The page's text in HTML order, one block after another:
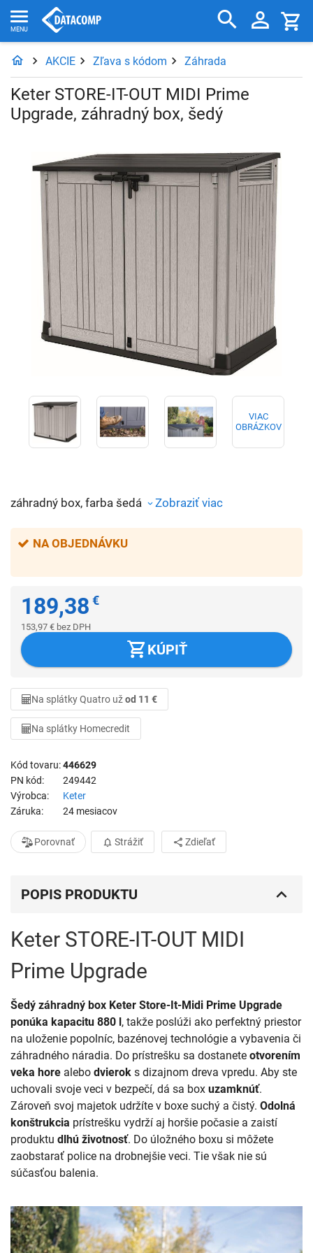
AKCIE Zľava s kódom Záhrada
Keter STORE-IT-OUT MIDI Prime
Upgrade, záhradný box, šedý
VIAC
OBRÁZKOV
záhradný box, farba šedá Zobraziť viac
NA OBJEDNÁVKU
189,38 €
153,97 € bez DPH
KÚPIŤ
Na splátky Quatro užod 11 €
Na splátky Homecredit
Kód tovaru 446629
PN kód
249442
Výrobca
Keter
Záruka
24 mesiacov
Porovnať Strážiť Zdieľať
POPIS PRODUKTU
Keter STORE-IT-OUT MIDI
Prime Upgrade
Šedý záhradný box Keter Store-It-Midi Prime Upgrade
ponúka kapacitu 880 l, takže poslúži ako perfektný priestor
na uloženie popolníc, bazénovej technológie a vybavenia či
záhradného náradia. Do prístrešku sa dostanete otvorením
veka hore alebo dvierok s dizajnom dreva vpredu. Aby ste
uchovali svoje veci v bezpečí, dá sa box uzamknúť.
Zároveň svoj majetok udržíte v boxe suchý a čistý. Odolná
konštrukcia prístrešku vydrží aj horšie počasie a zaistí
produktu dlhú životnosť. Do úložného boxu si môžete
zaobstarať police na drobnejšie veci. Tie však nie sú
súčasťou balenia.